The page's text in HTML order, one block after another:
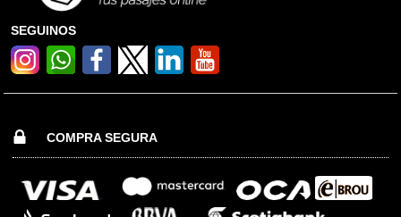
SEGUINOS
COMPRA SEGURA